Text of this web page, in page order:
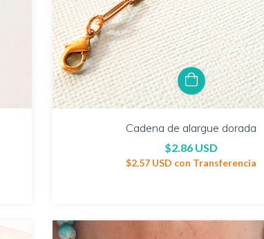
Cadena de alargue dorada
$2.86 USD
$2.57 USD con Transferencia